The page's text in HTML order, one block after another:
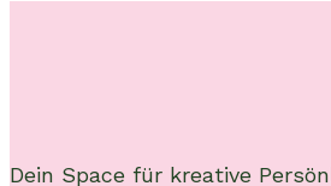
Dein Space für kreative